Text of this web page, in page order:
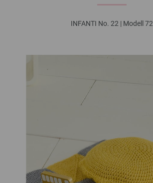
INFANTI No. 22 | Modell 72